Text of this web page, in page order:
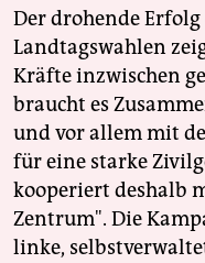
Der drohende
Landtagswahlen
Kräfte inzwischen
braucht es
und vor allem mit
für eine starke
kooperiert deshalb
Zentrum". Die
linke,